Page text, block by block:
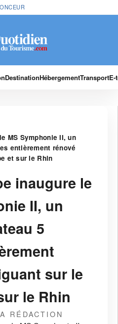
DestinationHébergementTransport
MS Symphonie II, un
entièrement rénové
et sur le Rhin
inaugure le
II, un
5
sur le
le Rhin
RÉDACTION